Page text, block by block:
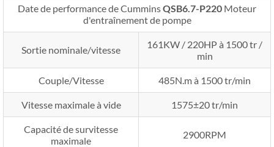
Date de performance de CumminsQSB6.7-P220 Moteur
d'entraînement de pompe
Sortie nominale/vitesse
161KW / 220HP à 1500 tr /
min
Couple/Vitesse 485N.m à 1500 tr/min
Vitesse maximale à vide 1575±20 tr/min
Capacité de survitesse
maximale
2900RPM